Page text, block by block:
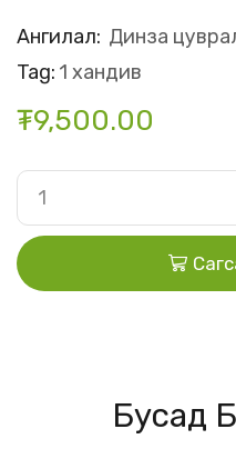
Ангилал: Динза
Tag: 1 хандив
₮9,500.00
Бусад